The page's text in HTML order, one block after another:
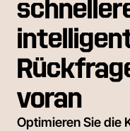
voran
Optimieren Sie die